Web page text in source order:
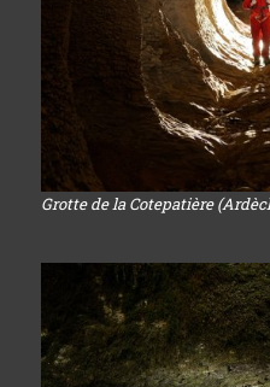
Grotte de la Cotepatière